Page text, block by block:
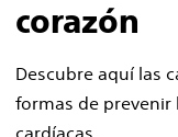
corazón
Descubre aquí las
formas de prevenir
cardíacas.